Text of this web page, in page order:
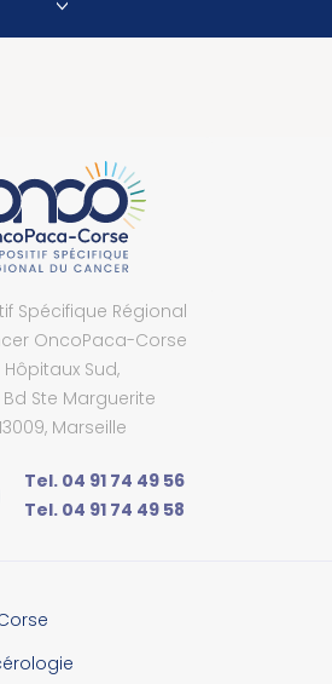
Spécifique Régional
OncoPaca-Corse
Hôpitaux Sud,
Bd Ste Marguerite
Marseille
Tel. 04 91 74 49 56
Tel. 04 91 74 49 58